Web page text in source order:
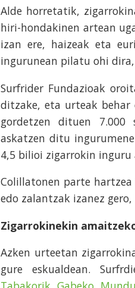
Alde horretatik,
hiri-hondakinen artean
izan ere, haizeak eta
ingurunean pilatu ohi
Surfrider Fundazioak
ditzake, eta urteak behar
gordetzen dituen 7.000
askatzen ditu
4,5 bilioi zigarrokin
Colillatonen parte
edo zalantzak izanez
Zigarrokinekin
Azken urteetan
gure eskualdean.